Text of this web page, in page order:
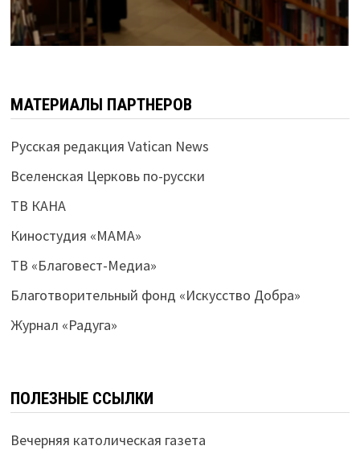
МАТЕРИАЛЫ ПАРТНЕРОВ
Русская редакция Vatican News
Вселенская Церковь по-русски
ТВ КАНА
Киностудия «МАМА»
ТВ «Благовест-Медиа»
Благотворительный фонд «Искусство Добра»
Журнал «Радуга»
ПОЛЕЗНЫЕ ССЫЛКИ
Вечерняя католическая газета